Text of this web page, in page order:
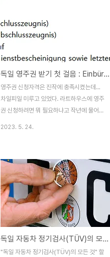
독일 영주권 받기 첫 걸음 : Einbürgerungstest
영주권 신청자격은 진작에 충족시켰는데...
차일피일 미루고 있었다. 라트하우스에 영주
권 신청하려면 뭐 필요하냐고 작년에 물어도
껄 하는 생각이 들지만 어쩌겠노. 신청서, 언
어증명서/오리엔티어룽쿠어스, 연금납입증
명서, 재직증명서, 최근 3개월 월급명세서,
거주증명서, 현재 보험확인서, 수수료가 필요
하다. 일을 하고 있기 때문에 대부분의 서류
는 회사, 보험사에서 떼기만하면 되는데 오리
엔티어룽스쿠어스는 따로 들을 필요가 없으
니 Einbürgerungstest나 Leben in
2023. 5. 24.
독일 자동차 정기검사(TÜV)의 모든 것
"독일 자동차 정기검사(TÜV)의 모든 것" 할